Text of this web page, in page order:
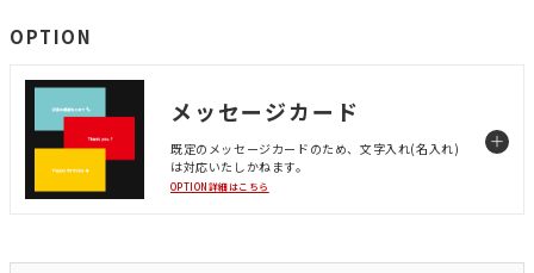
OPTION
メッセージカード
既定のメッセージカードのため、文字入れ(名入れ)
は対応いたしかねます。
OPTION詳細はこちら